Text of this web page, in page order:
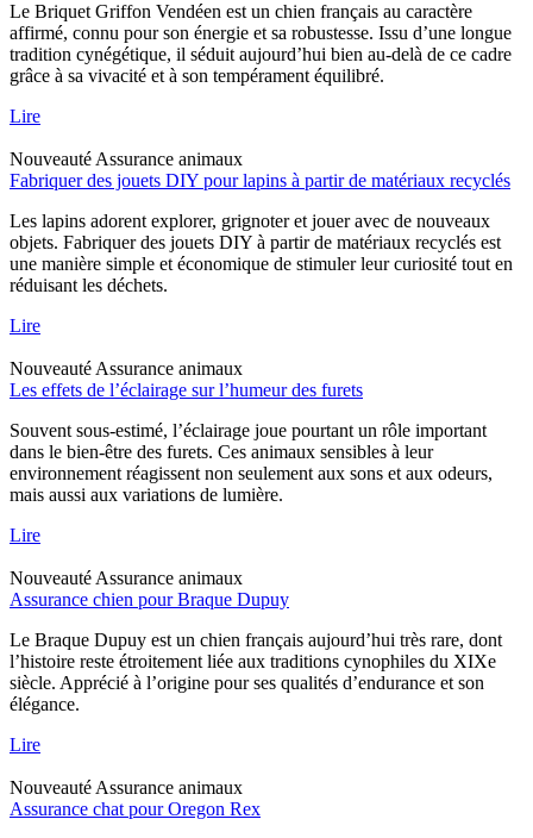
Le Briquet Griffon Vendéen est un chien français au caractère
affirmé, connu pour son énergie et sa robustesse. Issu d’une longue
tradition cynégétique, il séduit aujourd’hui bien au-delà de ce cadre
grâce à sa vivacité et à son tempérament équilibré.
Lire
Nouveauté Assurance animaux
Fabriquer des jouets DIY pour lapins à partir de matériaux recyclés
Les lapins adorent explorer, grignoter et jouer avec de nouveaux
objets. Fabriquer des jouets DIY à partir de matériaux recyclés est
une manière simple et économique de stimuler leur curiosité tout en
réduisant les déchets.
Lire
Nouveauté Assurance animaux
Les effets de l’éclairage sur l’humeur des furets
Souvent sous-estimé, l’éclairage joue pourtant un rôle important
dans le bien-être des furets. Ces animaux sensibles à leur
environnement réagissent non seulement aux sons et aux odeurs,
mais aussi aux variations de lumière.
Lire
Nouveauté Assurance animaux
Assurance chien pour Braque Dupuy
Le Braque Dupuy est un chien français aujourd’hui très rare, dont
l’histoire reste étroitement liée aux traditions cynophiles du XIXe
siècle. Apprécié à l’origine pour ses qualités d’endurance et son
élégance.
Lire
Nouveauté Assurance animaux
Assurance chat pour Oregon Rex